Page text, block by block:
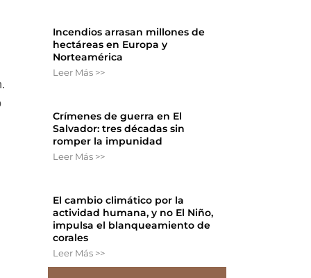
Incendios arrasan millones de
hectáreas en Europa y
Norteamérica
Leer Más >>
Crímenes de guerra en El
Salvador: tres décadas sin
romper la impunidad
Leer Más >>
El cambio climático por la
actividad humana, y no El Niño,
impulsa el blanqueamiento de
corales
Leer Más >>